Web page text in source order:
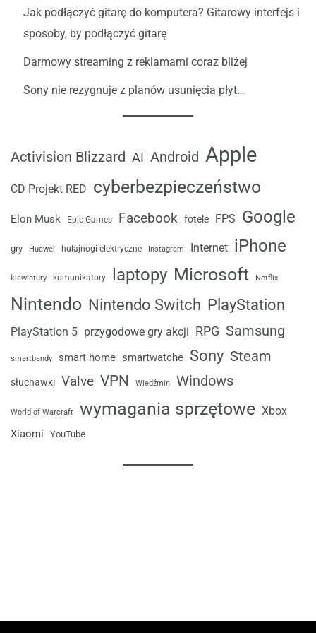
Jak podłączyć gitarę do komputera? Gitarowy interfejs i
sposoby, by podłączyć gitarę
Darmowy streaming z reklamami coraz bliżej
Sony nie rezygnuje z planów usunięcia płyt…
Activision Blizzard AI Android Apple
CD Projekt RED cyberbezpieczeństwo
Elon Musk Epic Games Facebook fotele FPS Google
gry Huawei hulajnogi elektryczne Instagram Internet iPhone
klawiatury komunikatory laptopy Microsoft Netflix
Nintendo Nintendo Switch PlayStation
PlayStation 5 przygodowe gry akcji RPG Samsung
smartbandy smart home smartwatche Sony Steam
słuchawki Valve VPN Wiedźmin Windows
World of Warcraft wymagania sprzętowe Xbox
Xiaomi YouTube